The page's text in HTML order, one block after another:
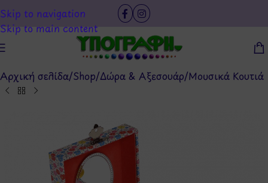
Skip to navigation
Skip to main content
Αρχική σελίδα/Shop/Δώρα & Αξεσουάρ/Μουσικά Κουτιά